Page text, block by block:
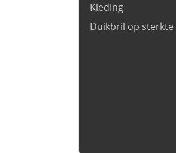
Kleding
Duikbril op sterkte